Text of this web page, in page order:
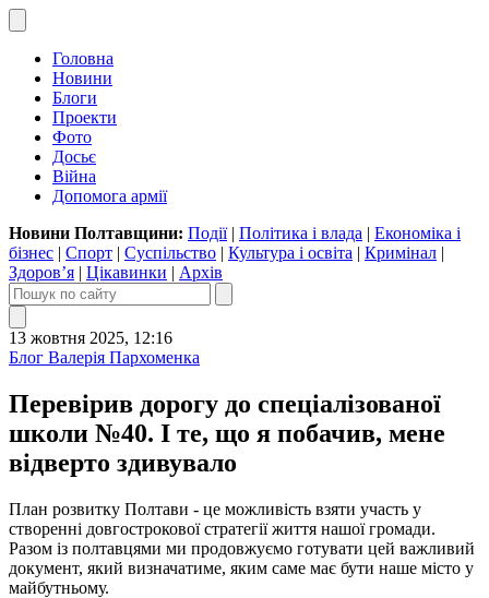
Головна
Новини
Блоги
Проекти
Фото
Досьє
Війна
Допомога армії
Новини Полтавщини: Події| Політика і влада | Економіка і
бізнес | Спорт | Суспільство | Культура і освіта | Кримінал |
Здоров’я | Цікавинки | Архів
13 жовтня 2025, 12:16
Блог Валерія Пархоменка
Перевірив дорогу до спеціалізованої
школи №40. І те, що я побачив, мене
відверто здивувало
План розвитку Полтави - це можливість взяти участь у
створенні довгострокової стратегії життя нашої громади.
Разом із полтавцями ми продовжуємо готувати цей важливий
документ, який визначатиме, яким саме має бути наше місто у
майбутньому.